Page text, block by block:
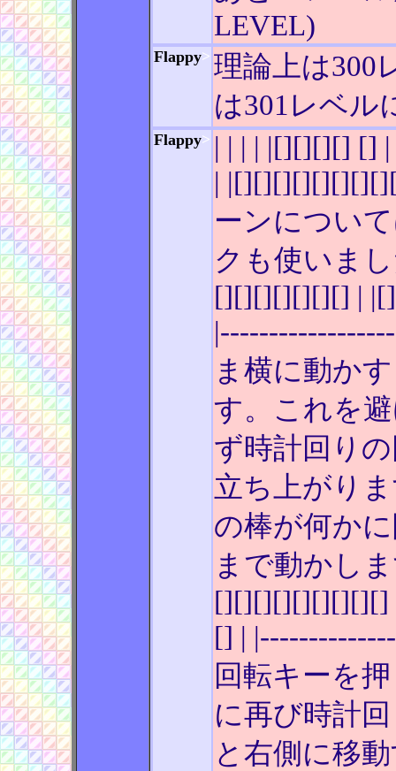
LEVEL)
Flappy> 理論上は300
は301レベル
Flappy> | | | | |[][][][]
|
ーンについ
クも使いま
[][][][][][][] |
ま横に動か
す。これを
ず時計回り
立ち上がり
の棒が何か
まで動かし
[][][][][][][][][]
[] |
回転キーを
に再び時計
と右側に移